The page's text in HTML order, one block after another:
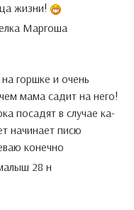
жизни!
Маргоша
горшке и очень
мама садит на него!
посадят в случае ка-
начинает писю
конечно
28 н